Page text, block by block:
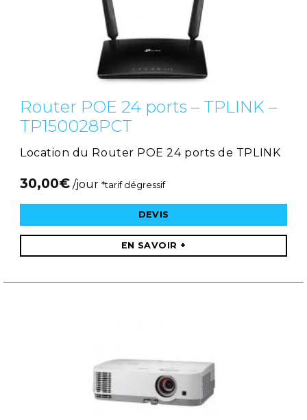
Router POE 24 ports – TPLINK –
TP150028PCT
Location du Router POE 24 ports de TPLINK
30,00€ /jour *tarif dégressif
DEVIS
EN SAVOIR +